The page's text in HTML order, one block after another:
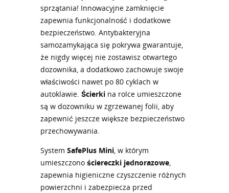
sprzątania! Innowacyjne zamknięcie
zapewnia funkcjonalność i dodatkowe
bezpieczeństwo. Antybakteryjna
samozamykająca się pokrywa gwarantuje,
że nigdy więcej nie zostawisz otwartego
dozownika, a dodatkowo zachowuje swoje
właściwości nawet po 80 cyklach w
autoklawie. Ścierki na rolce umieszczone
są w dozowniku w zgrzewanej folii, aby
zapewnić jeszcze większe bezpieczeństwo
przechowywania.
System SafePlus Mini, w którym
umieszczono ściereczki jednorazowe,
zapewnia higieniczne czyszczenie różnych
powierzchni i zabezpiecza przed